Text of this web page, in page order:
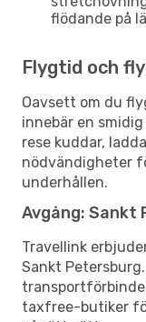
flödande på
Flygtid och
Oavsett om du
innebär en
rese kuddar,
nödvändigheter
underhållen.
Avgång: Sankt
Travellink
Sankt
taxfree-butiker